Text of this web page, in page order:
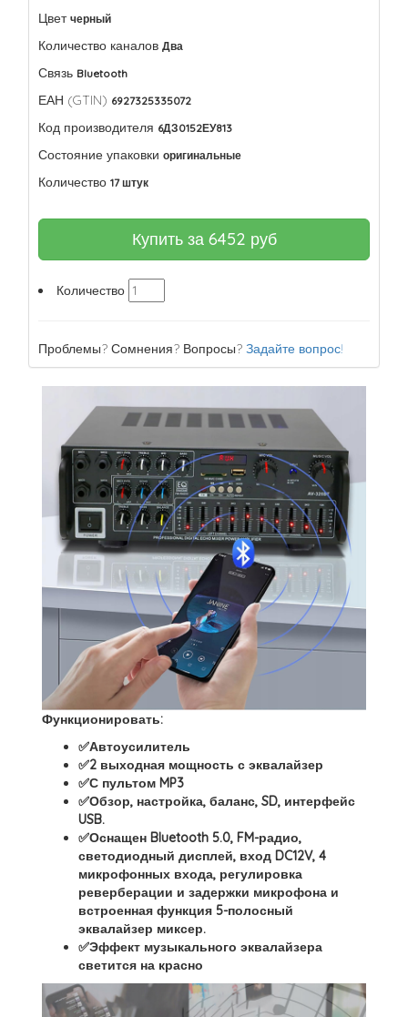
Цвет черный
Количество каналов Два
Связь Bluetooth
ЕАН (GTIN) 6927325335072
Код производителя 6ДЗ0152ЕУ813
Состояние упаковки оригинальные
Количество 17 штук
Купить за 6452 руб
Количество
Проблемы? Сомнения? Вопросы? Задайте вопрос!
Функционировать:
✅Автоусилитель
✅2 выходная мощность с эквалайзер
✅С пультом MP3
✅Обзор, настройка, баланс, SD, интерфейс
USB.
✅Оснащен Bluetooth 5.0, FM-радио,
светодиодный дисплей, вход DC12V, 4
микрофонных входа, регулировка
реверберации и задержки микрофона и
встроенная функция 5-полосный
эквалайзер миксер.
✅Эффект музыкального эквалайзера
светится на красно